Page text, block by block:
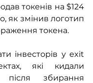
токенів на $124
як змінив логотип
токена.
інвесторів у exit
які кидали
після збирання